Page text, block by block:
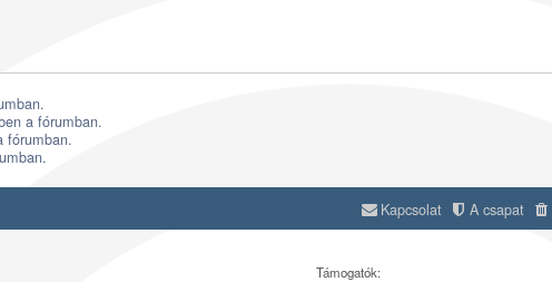
a fórumban.
fórumban.
A csapat
Kapcsolat
Támogatók: